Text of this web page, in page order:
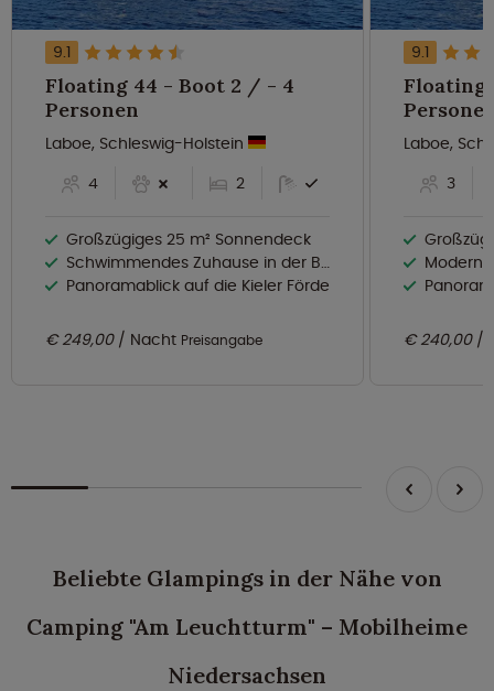
9.1
Floating 44 - Boot 2 / - 4
Personen
Laboe, Schleswig-Holstein
4
2
Großzügiges 25 m² Sonnendeck
Schwimmendes Zuhause in der Baltic Bay Marina
Panoramablick auf die Kieler Förde
€ 249,00 Nacht Preisangabe
9.1
Floating
Laboe,
3
Großzügiges
Modernes
€ 240,00
Beliebte Glampings in der Nähe von
Camping "Am Leuchtturm" – Mobilheime
Niedersachsen